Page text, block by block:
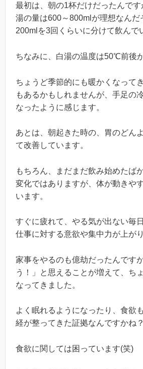
最初は、朝の1杯だけだったんで
湯の量は600～800mlが理想なんだ
200mlを3回くらいに分けて飲んで
ちなみに、白湯の温度は50℃前後
ちょうど季節的にも暖かくなって
もあるかもしれませんが、手足の
なったように感じます。
あとは、朝起きた時の、胃のどん
て改善しています。
もちろん、まだまだ飲み始めたば
変化ではありますが、体が動きや
います。
すぐに疲れて、やる気が出ない毎
仕事に対する意欲や集中力が上が
家事をやるのも億劫だったんです
う！」と思えることが増えて、ち
なってきました。
よく眠れるようになったり、食欲
経が整ってきた証拠なんですかね？
食欲に関しては困っています(笑)